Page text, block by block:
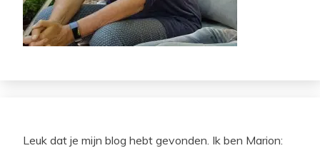
Leuk dat je mijn blog hebt gevonden. Ik ben Marion: